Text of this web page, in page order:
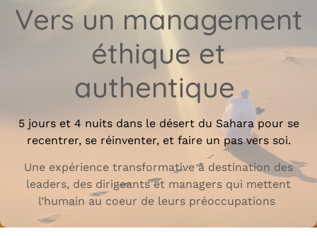
Vers un management
éthique et
authentique
5 jours et 4 nuits dans le désert du Sahara pour se
recentrer, se réinventer, et faire un pas vers soi.
Une expérience transformative à destination des
leaders, des dirigeants et managers qui mettent
l’humain au coeur de leurs préoccupations